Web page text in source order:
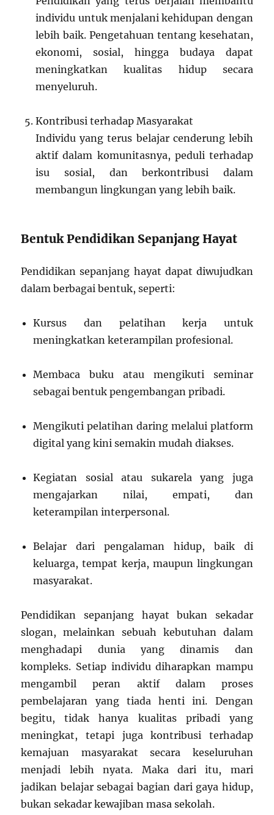
individu untuk menjalani kehidupan dengan
lebih baik. Pengetahuan tentang kesehatan,
ekonomi, sosial, hingga budaya dapat
meningkatkan kualitas hidup secara
menyeluruh.
Kontribusi terhadap Masyarakat
Individu yang terus belajar cenderung lebih
aktif dalam komunitasnya, peduli terhadap
isu sosial, dan berkontribusi dalam
membangun lingkungan yang lebih baik.
Bentuk Pendidikan Sepanjang Hayat
Pendidikan sepanjang hayat dapat diwujudkan
dalam berbagai bentuk, seperti:
Kursus dan pelatihan kerja untuk
meningkatkan keterampilan profesional.
Membaca buku atau mengikuti seminar
sebagai bentuk pengembangan pribadi.
Mengikuti pelatihan daring melalui platform
digital yang kini semakin mudah diakses.
Kegiatan sosial atau sukarela yang juga
mengajarkan nilai, empati, dan
keterampilan interpersonal.
Belajar dari pengalaman hidup, baik di
keluarga, tempat kerja, maupun lingkungan
masyarakat.
Pendidikan sepanjang hayat bukan sekadar
slogan, melainkan sebuah kebutuhan dalam
menghadapi dunia yang dinamis dan
kompleks. Setiap individu diharapkan mampu
mengambil peran aktif dalam proses
pembelajaran yang tiada henti ini. Dengan
begitu, tidak hanya kualitas pribadi yang
meningkat, tetapi juga kontribusi terhadap
kemajuan masyarakat secara keseluruhan
menjadi lebih nyata. Maka dari itu, mari
jadikan belajar sebagai bagian dari gaya hidup,
bukan sekadar kewajiban masa sekolah.